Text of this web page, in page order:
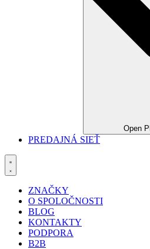
Open
PREDAJNÁ SIEŤ
ZNAČKY
O SPOLOČNOSTI
BLOG
KONTAKTY
PODPORA
B2B